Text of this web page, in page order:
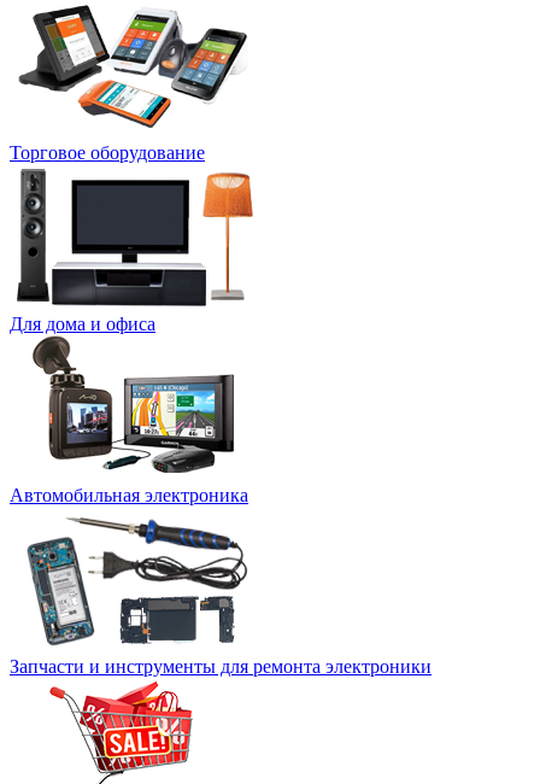
Торговое оборудование
Для дома и офиса
Автомобильная электроника
Запчасти и инструменты для ремонта электроники